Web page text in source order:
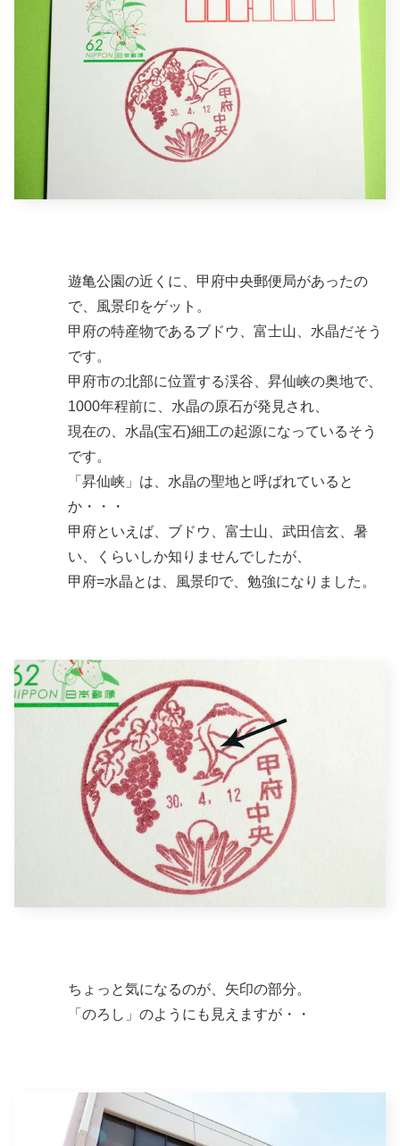
遊亀公園の近くに、甲府中央郵便局があったの
で、風景印をゲット。
甲府の特産物であるブドウ、富士山、水晶だそう
です。
甲府市の北部に位置する渓谷、昇仙峡の奥地で、
1000年程前に、水晶の原石が発見され、
現在の、水晶(宝石)細工の起源になっているそう
です。
「昇仙峡」は、水晶の聖地と呼ばれていると
か・・・
甲府といえば、ブドウ、富士山、武田信玄、暑
い、くらいしか知りませんでしたが、
甲府=水晶とは、風景印で、勉強になりました。
ちょっと気になるのが、矢印の部分。
「のろし」のようにも見えますが・・